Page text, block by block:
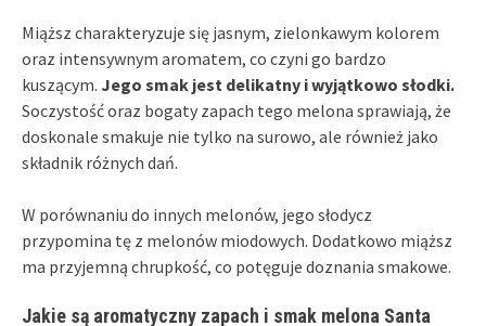
Miąższ charakteryzuje się jasnym, zielonkawym kolorem
oraz intensywnym aromatem, co czyni go bardzo
kuszącym. Jego smak jest delikatny i wyjątkowo słodki.
Soczystość oraz bogaty zapach tego melona sprawiają, że
doskonale smakuje nie tylko na surowo, ale również jako
składnik różnych dań.
W porównaniu do innych melonów, jego słodycz
przypomina tę z melonów miodowych. Dodatkowo miąższ
ma przyjemną chrupkość, co potęguje doznania smakowe.
Jakie są aromatyczny zapach i smak melona Santa